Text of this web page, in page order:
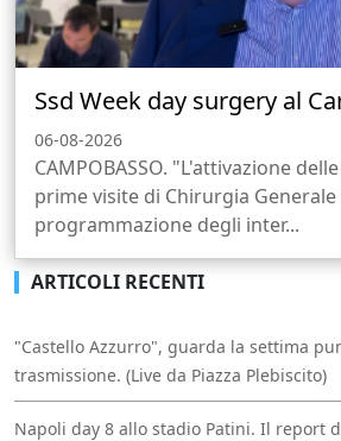
Ssd Week day surgery al
06-08-2026
CAMPOBASSO. "L'attivazione
prime visite di Chirurgia Generale
programmazione degli inter...
ARTICOLI RECENTI
"Castello Azzurro", guarda la settima
trasmissione. (Live da Piazza Plebiscito)
Napoli day 8 allo stadio Patini. Il report